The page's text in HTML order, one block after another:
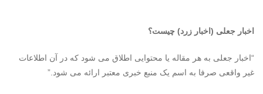
اخبار جعلی (اخبار زرد) چیست؟
“اخبار جعلی به هر مقاله یا محتوایی اطلاق می شود که در آن اطلاعات
غیر واقعی صرفا به اسم یک منبع خبری معتبر ارائه می شود.”